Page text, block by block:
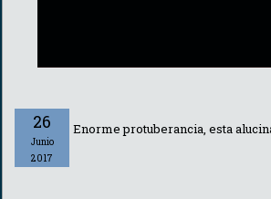
26
Junio
2017
Enorme protuberancia, esta